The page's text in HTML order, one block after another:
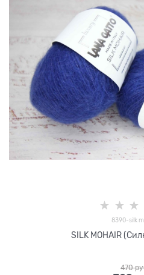
8390-silk
SILK MOHAIR
470